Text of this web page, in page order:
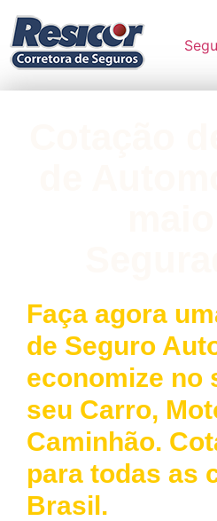
Faça agora
de Seguro
economize no
seu Carro,
Caminhão.
para todas as
Brasil.